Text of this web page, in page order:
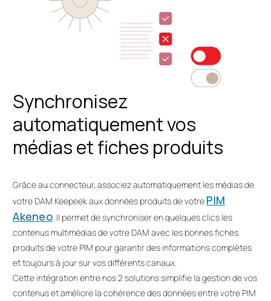
Synchronisez
automatiquement vos
médias et fiches produits
Grâce au connecteur, associez automatiquement les médias de
votre DAM Keepeek aux données produits de votre PIM
Akeneo . Il permet de synchroniser en quelques clics les
contenus multimédias de votre DAM avec les bonnes fiches
produits de votre PIM pour garantir des informations complètes
et toujours à jour sur vos différents canaux.
Cette intégration entre nos 2 solutions simplifie la gestion de vos
contenus et améliore la cohérence des données entre votre PIM